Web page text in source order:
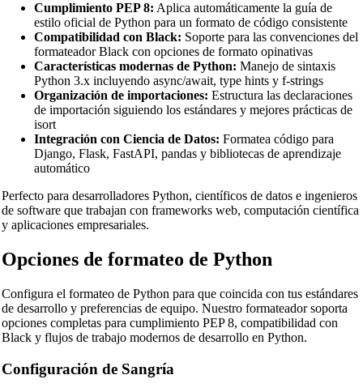
Cumplimiento PEP 8: Aplica automáticamente la guía de
estilo oficial de Python para un formato de código consistente
Compatibilidad con Black: Soporte para las convenciones del
formateador Black con opciones de formato opinativas
Características modernas de Python: Manejo de sintaxis
Python 3.x incluyendo async/await, type hints y f-strings
Organización de importaciones: Estructura las declaraciones
de importación siguiendo los estándares y mejores prácticas de
isort
Integración con Ciencia de Datos: Formatea código para
Django, Flask, FastAPI, pandas y bibliotecas de aprendizaje
automático
Perfecto para desarrolladores Python, científicos de datos e ingenieros
de software que trabajan con frameworks web, computación científica
y aplicaciones empresariales.
Opciones de formateo de Python
Configura el formateo de Python para que coincida con tus estándares
de desarrollo y preferencias de equipo. Nuestro formateador soporta
opciones completas para cumplimiento PEP 8, compatibilidad con
Black y flujos de trabajo modernos de desarrollo en Python.
Configuración de Sangría